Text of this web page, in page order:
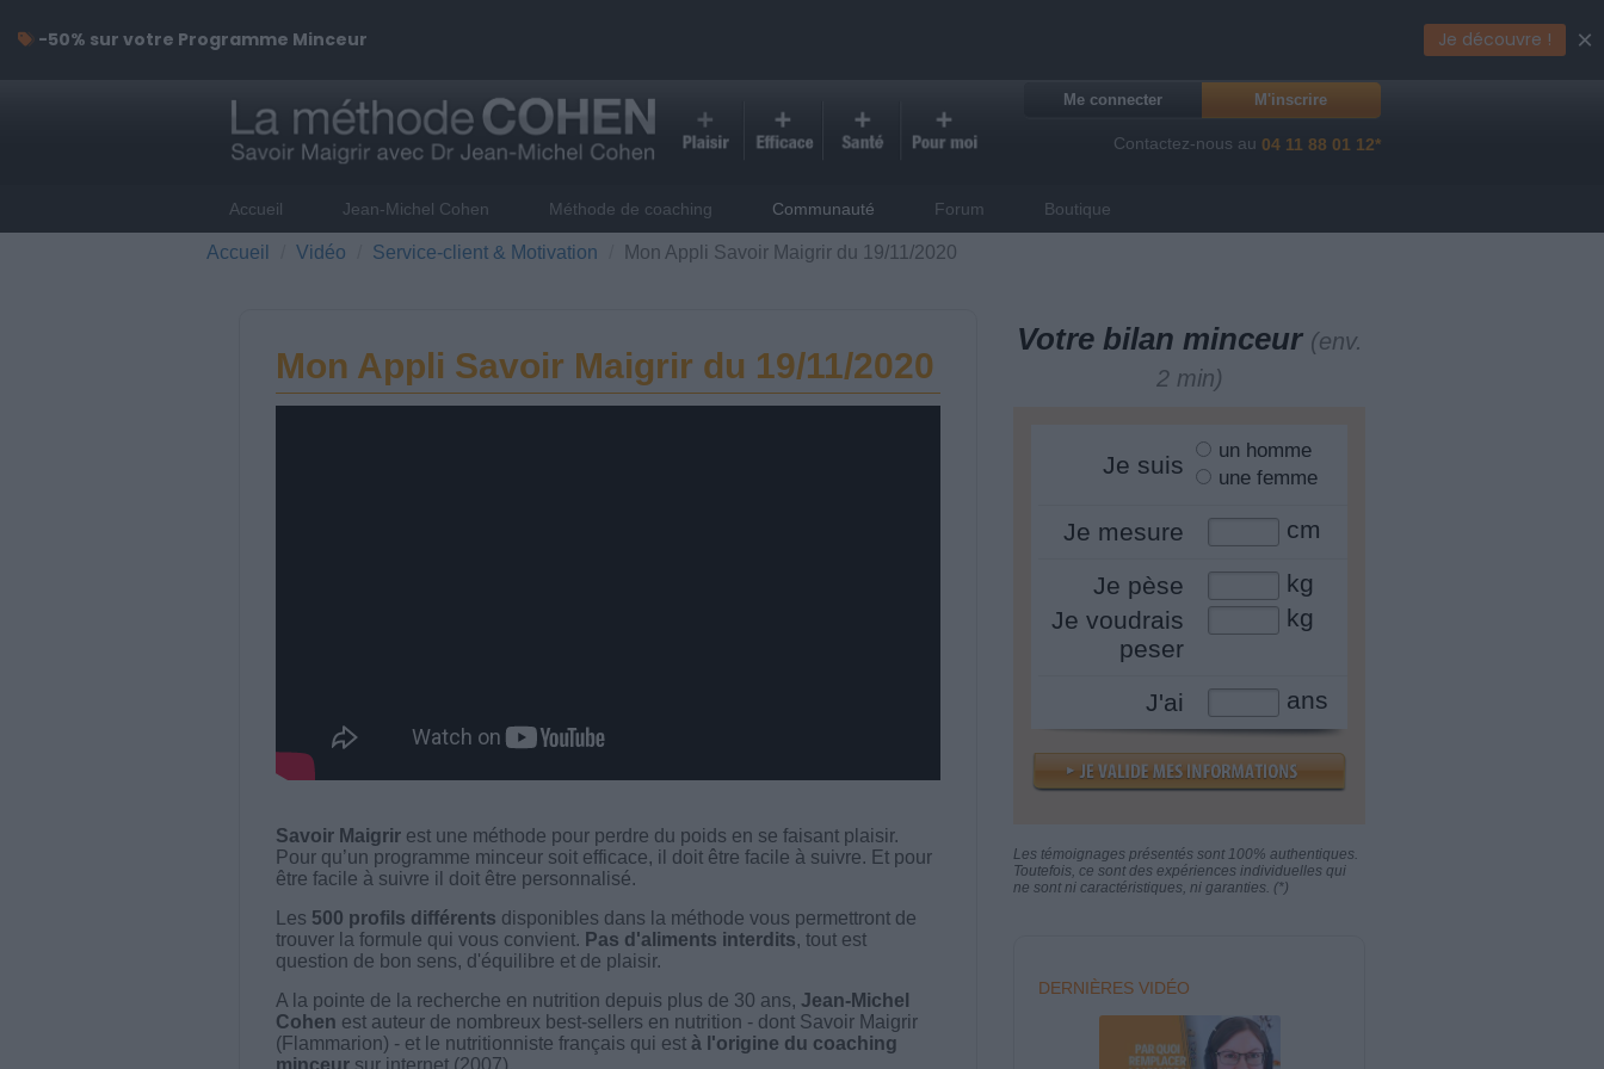
Me connecter M'inscrire
Contactez-nous au 04 11 88 01 12*
Accueil Jean-Michel Cohen Méthode de coaching Communauté Forum Boutique
Accueil Vidéo Service-client & Motivation Mon Appli Savoir Maigrir du 19/11/2020
Mon Appli Savoir Maigrir du 19/11/2020
Savoir Maigrirest une méthode pour perdre du poids en se faisant plaisir.
Pour qu’un programme minceur soit efficace, il doit être facile à suivre. Et pour
être facile à suivre il doit être personnalisé.
Les 500 profils différents disponibles dans la méthode vous permettront de
trouver la formule qui vous convient. Pas d'aliments interdits, tout est
question de bon sens, d'équilibre et de plaisir.
A la pointe de la recherche en nutrition depuis plus de 30 ans, Jean-Michel
Cohen est auteur de nombreux best-sellers en nutrition - dont Savoir Maigrir
(Flammarion) - et le nutritionniste français qui est à l'origine du coaching
minceursur internet (2007).
Votre bilan minceur (env.
2 min)
Je suis
un homme
une femme
Je mesure cm
Je pèse
kg
Je voudrais
peser
kg
J'ai ans
Les témoignages présentés sont 100% authentiques.
Toutefois, ce sont des expériences individuelles qui
ne sont ni caractéristiques, ni garanties. (*)
DERNIÈRES VIDÉO
-50% sur votre Programme Minceur Je découvre ! ×